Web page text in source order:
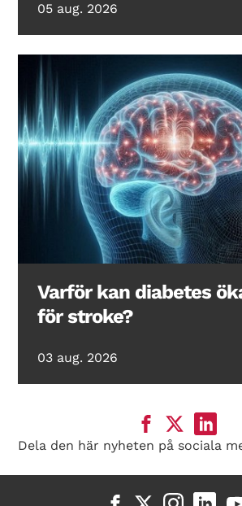
05 aug. 2026
Varför kan diabetes
för stroke?
03 aug. 2026
Dela den här nyheten på sociala